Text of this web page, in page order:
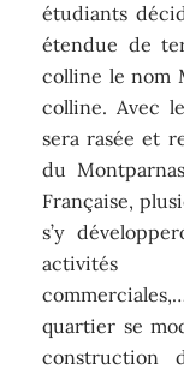
étudiants
étendue de
colline le nom
colline. Avec
sera rasée et
du
Française,
s’y
activités
quartier se
construction